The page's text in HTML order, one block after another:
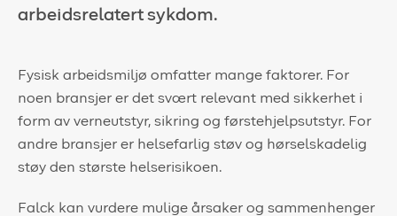
Kontakt oss
Kundeportal
arbeidsrelatert sykdom.
Fysisk arbeidsmiljø omfatter mange faktorer. For
noen bransjer er det svært relevant med sikkerhet i
form av verneutstyr, sikring og førstehjelpsutstyr. For
andre bransjer er helsefarlig støv og hørselskadelig
støy den største helserisikoen.
Falck kan vurdere mulige årsaker og sammenhenger